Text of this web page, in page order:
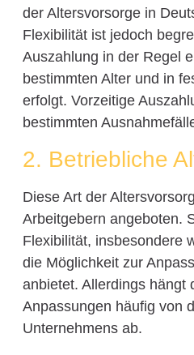
der Altersvorsorge in
Flexibilität ist jedoch
Auszahlung in der Regel
bestimmten Alter und in
erfolgt. Vorzeitige
bestimmten
2. Betriebliche
Diese Art der
Arbeitgebern angeboten.
Flexibilität, insbesondere
die Möglichkeit zur
anbietet. Allerdings hängt
Anpassungen häufig von
Unternehmens ab.